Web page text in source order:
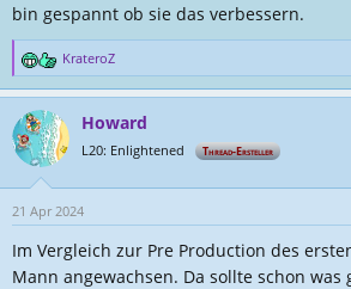
bin gespannt ob sie das verbessern.
R
e
k
t
o
n
e
n
:
KrateroZ
Howard
L20: Enlightened Thread-Ersteller
21 Apr 2024
Im Vergleich zur Pre Production des
Mann angewachsen. Da sollte schon was